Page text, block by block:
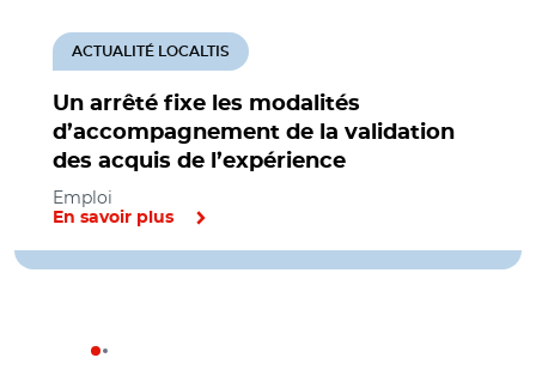
Un arrêté fixe les modalités
d’accompagnement de la validation
des acquis de l’expérience
ACTUALITÉ LOCALTIS
Emploi
En savoir plus